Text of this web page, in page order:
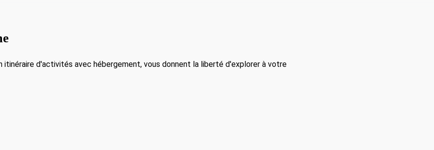
itinéraire d'activités avec hébergement, vous donnent la liberté d'explorer à votre